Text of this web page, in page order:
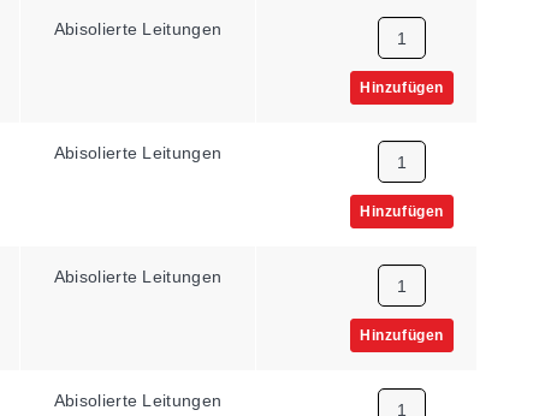
Abisolierte Leitungen 10000 Ω
Hinzufügen
Abisolierte Leitungen 5000 Ω
Hinzufügen
Abisolierte Leitungen 30000 Ω
Hinzufügen
Abisolierte Leitungen 3000 Ω